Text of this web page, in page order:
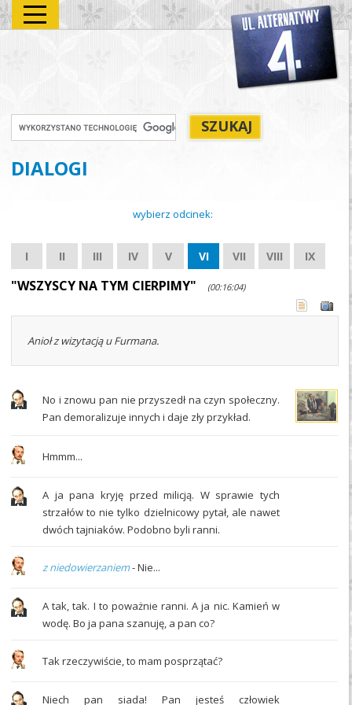
DIALOGI
wybierz odcinek:
I II III IV V VI VII VIII IX
"WSZYSCY NA TYM CIERPIMY" (00:16:04)
Anioł z wizytacją u Furmana.
No i znowu pan nie przyszedł na czyn społeczny.
Pan demoralizuje innych i daje zły przykład.
Hmmm...
A ja pana kryję przed milicją. W sprawie tych
strzałów to nie tylko dzielnicowy pytał, ale nawet
dwóch tajniaków. Podobno byli ranni.
z niedowierzaniem- Nie...
A tak, tak. I to poważnie ranni. A ja nic. Kamień w
wodę. Bo ja pana szanuję, a pan co?
Tak rzeczywiście, to mam posprzątać?
Niech pan siada! Pan jesteś człowiek